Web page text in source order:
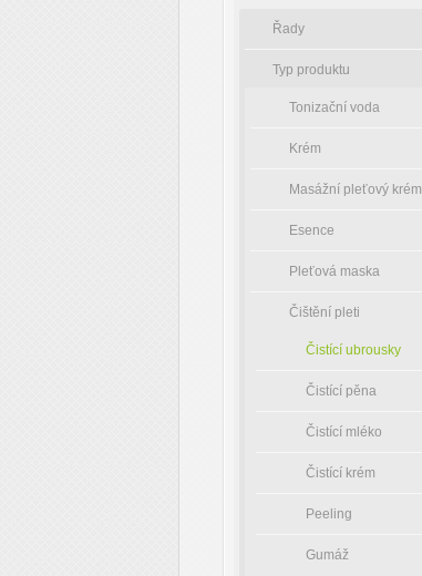
Řady
Typ produktu
Tonizační voda
Krém
Masážní pleťový krém
Esence
Pleťová maska
Čištění pleti
Čistící ubrousky
Čistící pěna
Čistící mléko
Čistící krém
Peeling
Gumáž